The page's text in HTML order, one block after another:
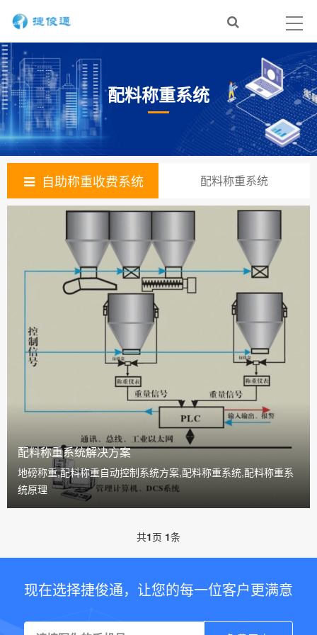
配料称重系统
自助称重收费系统 配料称重系统
配料称重系统解决方案
地磅称重,配料称重自动控制系统方案,配料称重系统,配料称重系
统原理
共1页 1条
现在选择捷俊通，让您的每一位客户更满意